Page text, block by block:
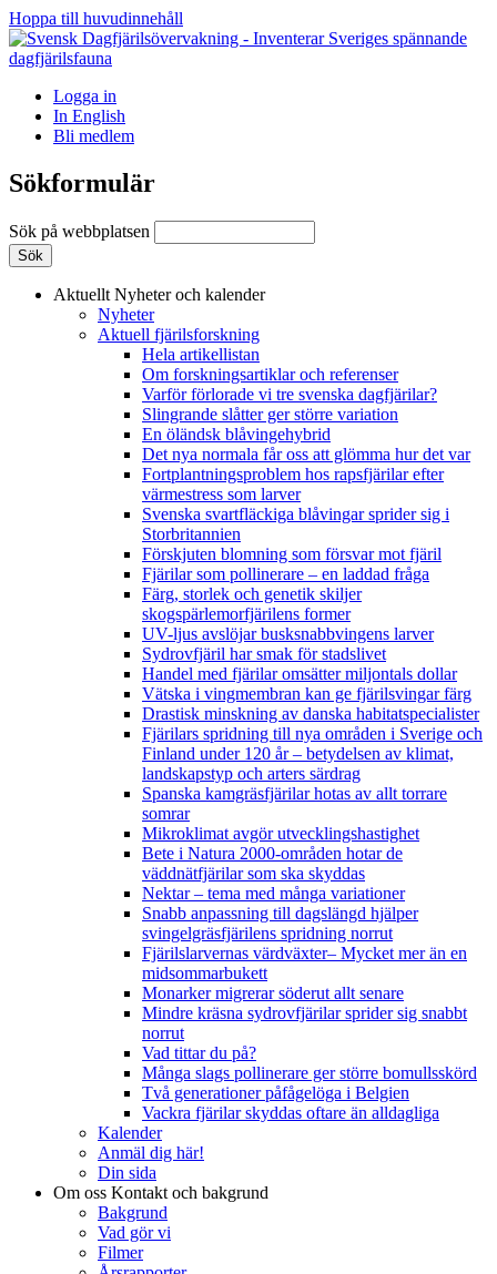
Hoppa till huvudinnehåll
Logga in
In English
Bli medlem
Sökformulär
Sök på webbplatsen
Aktuellt Nyheter och kalender
Nyheter
Aktuell fjärilsforskning
Hela artikellistan
Om forskningsartiklar och referenser
Varför förlorade vi tre svenska dagfjärilar?
Slingrande slåtter ger större variation
En öländsk blåvingehybrid
Det nya normala får oss att glömma hur det var
Fortplantningsproblem hos rapsfjärilar efter
värmestress som larver
Svenska svartfläckiga blåvingar sprider sig i
Storbritannien
Förskjuten blomning som försvar mot fjäril
Fjärilar som pollinerare – en laddad fråga
Färg, storlek och genetik skiljer
skogspärlemorfjärilens former
UV-ljus avslöjar busksnabbvingens larver
Sydrovfjäril har smak för stadslivet
Handel med fjärilar omsätter miljontals dollar
Vätska i vingmembran kan ge fjärilsvingar färg
Drastisk minskning av danska habitatspecialister
Fjärilars spridning till nya områden i Sverige och
Finland under 120 år– betydelsen av klimat,
landskapstyp och arters särdrag
Spanska kamgräsfjärilar hotas av allt torrare
somrar
Mikroklimat avgör utvecklingshastighet
Bete i Natura 2000-områden hotar de
väddnätfjärilar som ska skyddas
Nektar – tema med många variationer
Snabb anpassning till dagslängd hjälper
svingelgräsfjärilens spridning norrut
Fjärilslarvernas värdväxter– Mycket mer än en
midsommarbukett
Monarker migrerar söderut allt senare
Mindre kräsna sydrovfjärilar sprider sig snabbt
norrut
Vad tittar du på?
Många slags pollinerare ger större bomullsskörd
Två generationer påfågelöga i Belgien
Vackra fjärilar skyddas oftare än alldagliga
Kalender
Anmäl dig här!
Din sida
Om oss Kontakt och bakgrund
Bakgrund
Vad gör vi
Filmer